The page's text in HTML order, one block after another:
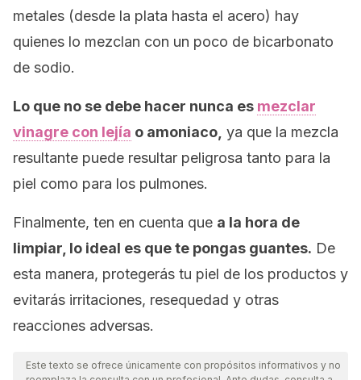
metales (desde la plata hasta el acero) hay
quienes lo mezclan con un poco de bicarbonato
de sodio.
Lo que no se debe hacer nunca es mezclar
vinagre con lejía o amoniaco, ya que la mezcla
resultante puede resultar peligrosa tanto para la
piel como para los pulmones.
Finalmente, ten en cuenta que a la hora de
limpiar, lo ideal es que te pongas guantes. De
esta manera, protegerás tu piel de los productos y
evitarás irritaciones, resequedad y otras
reacciones adversas.
Este texto se ofrece únicamente con propósitos informativos y no